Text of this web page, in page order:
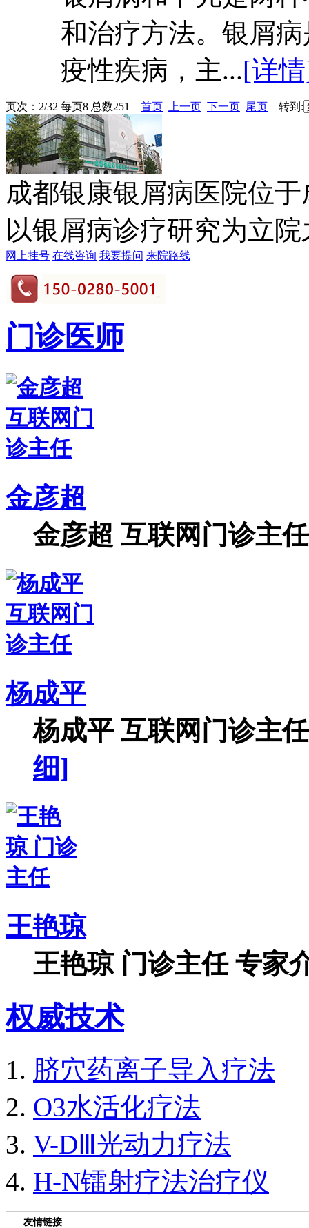
和治疗方法。银屑
疫性疾病，主...[详
页次：2/32 每页8 总数251 首页 上一页 下一页 尾页 转到:
成都银康银屑病医院位
以银屑病诊疗研究为立
网上挂号 在线咨询 我要提问 来院路线
门诊医师
金彦超
金彦超 互联网门诊主
杨成平
杨成平 互联网门诊主
细]
王艳琼
王艳琼 门诊主任 专家
权威技术
脐穴药离子导入疗法
O3水活化疗法
V-DⅢ光动力疗法
H-N镭射疗法治疗仪
友情链接